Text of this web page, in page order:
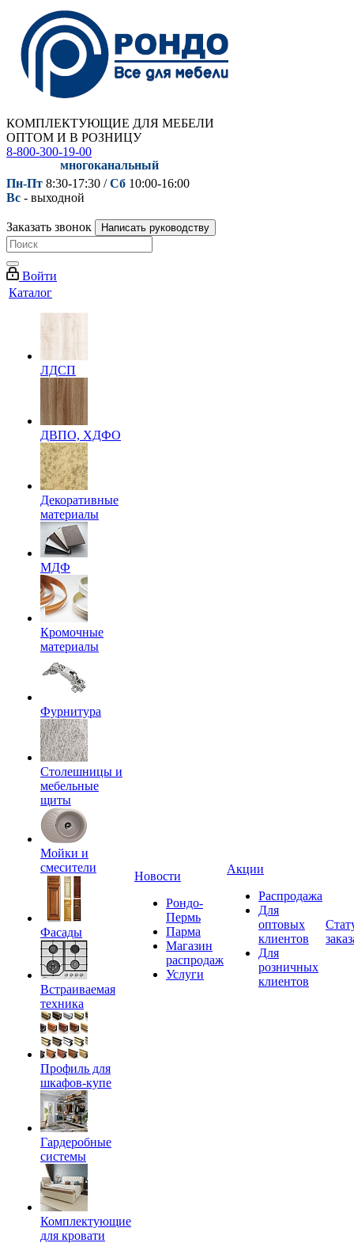
КОМПЛЕКТУЮЩИЕ ДЛЯ МЕБЕЛИ
ОПТОМ И В РОЗНИЦУ
8-800-300-19-00
многоканальный
Пн-Пт 8:30-17:30 /Сб 10:00-16:00
Вс - выходной
Заказать звонок Написать руководству
Войти
Каталог
ЛДСП
ДВПО, ХДФО
Декоративные
материалы
МДФ
Кромочные
материалы
Фурнитура
Столешницы и
мебельные
щиты
Мойки и
смесители
Фасады
Встраиваемая
техника
Профиль для
шкафов-купе
Гардеробные
системы
Комплектующие
для кровати
Новости
Рондо-
Пермь
Парма
Магазин
распродаж
Услуги
Акции
Распродажа
Для
оптовых
клиентов
Для
розничных
клиентов